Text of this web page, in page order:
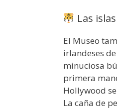
Las
El Museo
irlandeses
minuciosa
primera
Hollywood
La caña de